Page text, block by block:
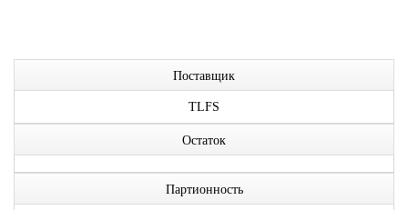
Поставщик
TLFS
Остаток
Партионность